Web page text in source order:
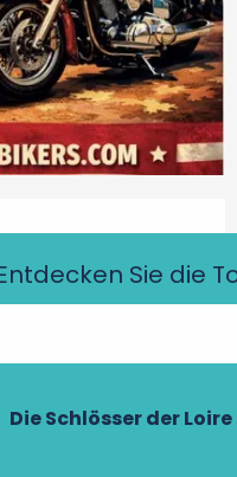
Sie die
Die Schlösser der Loire
13.
hinzufügen